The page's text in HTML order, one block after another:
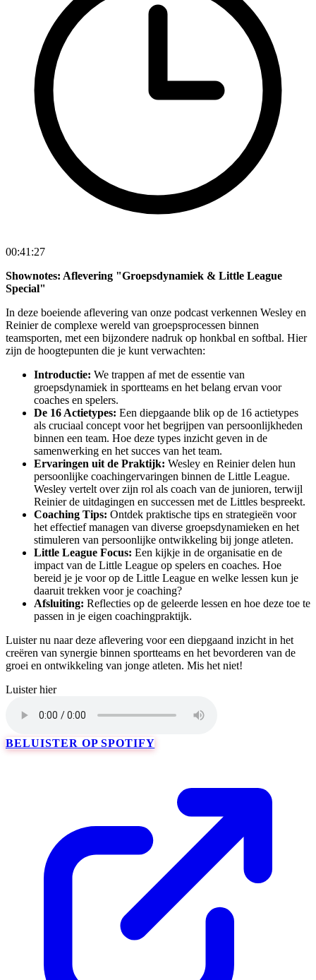
00:41:27
Shownotes: Aflevering "Groepsdynamiek & Little League
Special"
In deze boeiende aflevering van onze podcast verkennen Wesley en
Reinier de complexe wereld van groepsprocessen binnen
teamsporten, met een bijzondere nadruk op honkbal en softbal. Hier
zijn de hoogtepunten die je kunt verwachten:
Introductie: We trappen af met de essentie van
groepsdynamiek in sportteams en het belang ervan voor
coaches en spelers.
De 16 Actietypes: Een diepgaande blik op de 16 actietypes
als cruciaal concept voor het begrijpen van persoonlijkheden
binnen een team. Hoe deze types inzicht geven in de
samenwerking en het succes van het team.
Ervaringen uit de Praktijk: Wesley en Reinier delen hun
persoonlijke coachingervaringen binnen de Little League.
Wesley vertelt over zijn rol als coach van de junioren, terwijl
Reinier de uitdagingen en successen met de Littles bespreekt.
Coaching Tips: Ontdek praktische tips en strategieën voor
het effectief managen van diverse groepsdynamieken en het
stimuleren van persoonlijke ontwikkeling bij jonge atleten.
Little League Focus: Een kijkje in de organisatie en de
impact van de Little League op spelers en coaches. Hoe
bereid je je voor op de Little League en welke lessen kun je
daaruit trekken voor je coaching?
Afsluiting: Reflecties op de geleerde lessen en hoe deze toe te
passen in je eigen coachingpraktijk.
Luister nu naar deze aflevering voor een diepgaand inzicht in het
creëren van synergie binnen sportteams en het bevorderen van de
groei en ontwikkeling van jonge atleten. Mis het niet!
Luister hier
BELUISTER OP SPOTIFY